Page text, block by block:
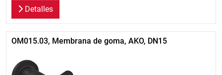
Detalles
OM015.03, Membrana de goma, AKO, DN15